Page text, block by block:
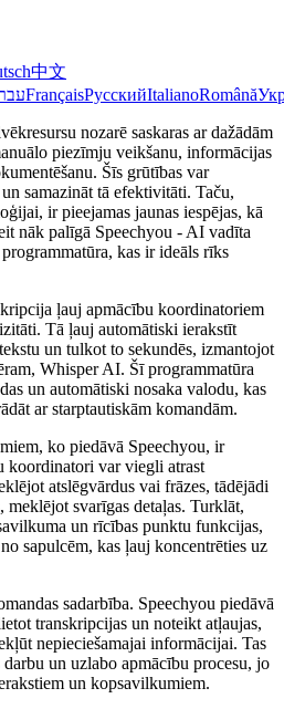
中文
FrançaisРусскийItalianoRomână
nozarē saskaras ar dažādām
piezīmju veikšanu, informācijas
Šīs grūtības var
samazināt tā efektivitāti. Taču,
ir pieejamas jaunas iespējas, kā
nāk palīgā Speechyou - AI vadīta
kas ir ideāls rīks
ļauj apmācību koordinatoriem
Tā ļauj automātiski ierakstīt
un tulkot to sekundēs, izmantojot
Whisper AI. Šī programmatūra
un automātiski nosaka valodu, kas
ar starptautiskām komandām.
ko piedāvā Speechyou, ir
koordinatori var viegli atrast
atslēgvārdus vai frāzes, tādējādi
meklējot svarīgas detaļas. Turklāt,
un rīcības punktu funkcijas,
sapulcēm, kas ļauj koncentrēties uz
sadarbība. Speechyou piedāvā
transkripcijas un noteikt atļaujas,
nepieciešamajai informācijai. Tas
un uzlabo apmācību procesu, jo
un kopsavilkumiem.